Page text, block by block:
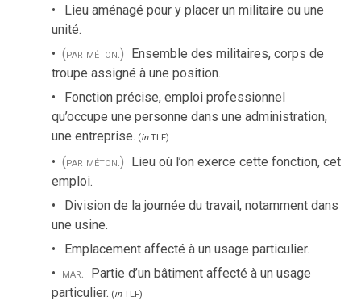
Lieu aménagé pour y placer un militaire ou une
unité.
(par méton.) Ensemble des militaires, corps de
troupe assigné à une position.
Fonction précise, emploi professionnel
qu’occupe une personne dans une administration,
une entreprise. (inTLF)
(par méton.) Lieu où l’on exerce cette fonction, cet
emploi.
Division de la journée du travail, notamment dans
une usine.
Emplacement affecté à un usage particulier.
mar. Partie d’un bâtiment affecté à un usage
particulier. (inTLF)